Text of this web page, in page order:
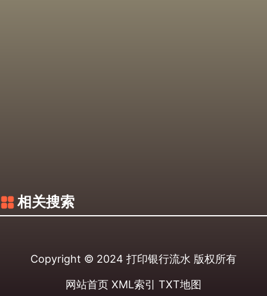
相关搜索
Copyright © 2024 打印银行流水 版权所有
网站首页 XML索引 TXT地图